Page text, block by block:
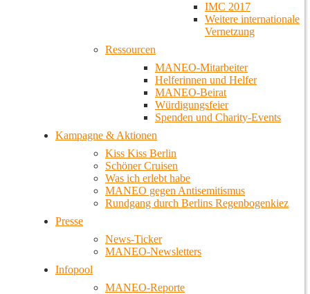
IMC 2017
Weitere internationale
Vernetzung
Ressourcen
MANEO-Mitarbeiter
Helferinnen und Helfer
MANEO-Beirat
Würdigungsfeier
Spenden und Charity-Events
Kampagne & Aktionen
Kiss Kiss Berlin
Schöner Cruisen
Was ich erlebt habe
MANEO gegen Antisemitismus
Rundgang durch Berlins Regenbogenkiez
Presse
News-Ticker
MANEO-Newsletters
Infopool
MANEO-Reporte